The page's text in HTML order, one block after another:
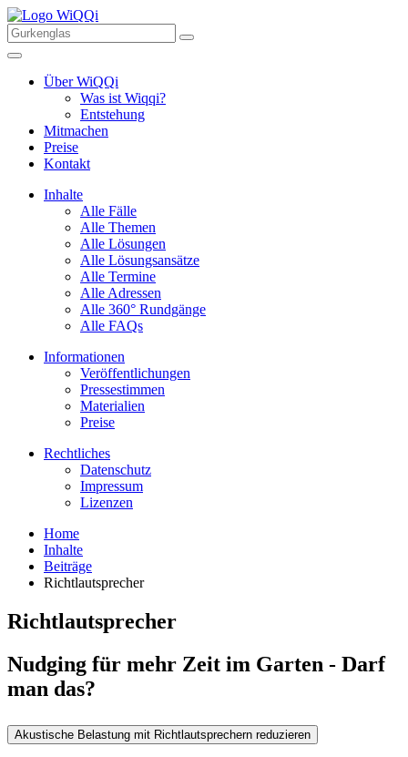
Über WiQQi
Was ist Wiqqi?
Entstehung
Mitmachen
Preise
Kontakt
Inhalte
Alle Fälle
Alle Themen
Alle Lösungen
Alle Lösungsansätze
Alle Termine
Alle Adressen
Alle 360° Rundgänge
Alle FAQs
Informationen
Veröffentlichungen
Pressestimmen
Materialien
Preise
Rechtliches
Datenschutz
Impressum
Lizenzen
Home
Inhalte
Beiträge
Richtlautsprecher
Richtlautsprecher
Nudging für mehr Zeit im Garten - Darf
man das?
Akustische Belastung mit Richtlautsprechern reduzieren